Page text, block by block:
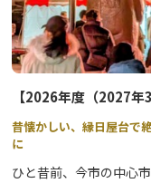
【2026年度（2027
昔懐かしい、縁日屋台で
に
ひと昔前、今市の中心